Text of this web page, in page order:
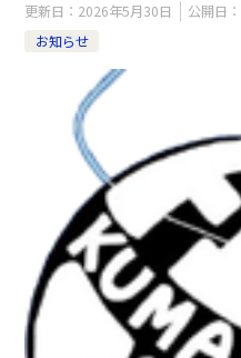
更新日： 2026年5月30日 公開日：
お知らせ